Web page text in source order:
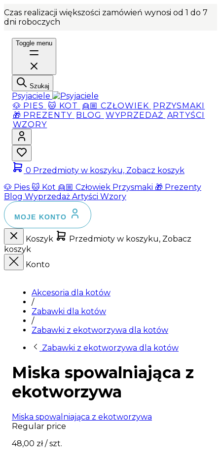
Czas realizacji większości zamówień wynosi od 1 do 7
dni roboczych
Toggle menu
Szukaj
Psyjaciele
🐶 PIES 🐱 KOT 👱🏼 CZŁOWIEK PRZYSMAKI
🎁 PREZENTY BLOG WYPRZEDAŻ ARTYŚCI
WZORY
0 Przedmioty w koszyku, Zobacz koszyk
🐶 Pies 🐱 Kot 👱🏼 Człowiek Przysmaki 🎁 Prezenty
Blog Wyprzedaż Artyści Wzory
MOJE KONTO
Koszyk
Przedmioty w koszyku, Zobacz
koszyk
Konto
Akcesoria dla kotów
/
Zabawki dla kotów
/
Zabawki z ekotworzywa dla kotów
Zabawki z ekotworzywa dla kotów
Miska spowalniająca z
ekotworzywa
Miska spowalniająca z ekotworzywa
Regular price
48,00 zł/ szt.